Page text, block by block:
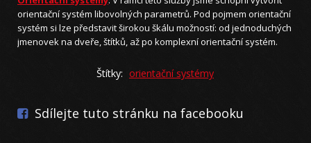
orientační systém libovolných parametrů. Pod pojmem orientační
systém si lze představit širokou škálu možností: od jednoduchých
jmenovek na dveře, štítků, až po komplexní orientační systém.
Štítky: orientační systémy
Sdílejte tuto stránku na facebooku